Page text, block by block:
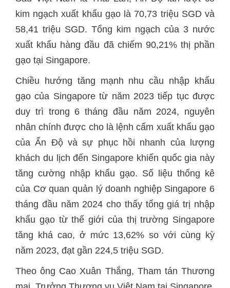
kim ngạch xuất khẩu gạo là 70,73 triệu SGD và
58,41 triệu SGD. Tổng kim ngạch của 3 nước
xuất khẩu hàng đầu đã chiếm 90,21% thị phần
gạo tại Singapore.
Chiều hướng tăng mạnh nhu cầu nhập khẩu
gạo của Singapore từ năm 2023 tiếp tục được
duy trì trong 6 tháng đầu năm 2024, nguyên
nhân chính được cho là lệnh cấm xuất khẩu gạo
của Ấn Độ và sự phục hồi nhanh của lượng
khách du lịch đến Singapore khiến quốc gia này
tăng cường nhập khẩu gạo. Số liệu thống kê
của Cơ quan quản lý doanh nghiệp Singapore 6
tháng đầu năm 2024 cho thấy tổng giá trị nhập
khẩu gạo từ thế giới của thị trường Singapore
tăng khá cao, ở mức 13,62% so với cùng kỳ
năm 2023, đạt gần 224,5 triệu SGD.
Theo ông Cao Xuân Thắng, Tham tán Thương